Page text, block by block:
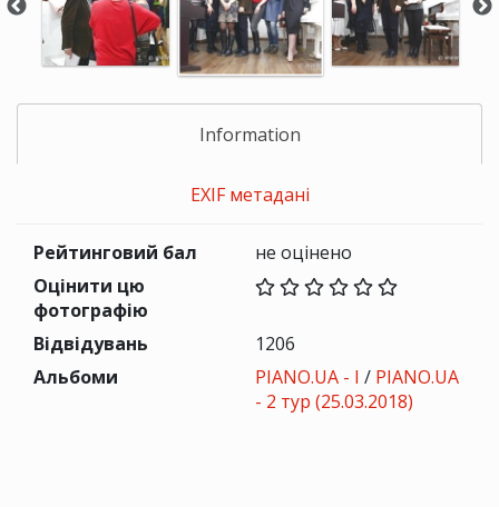
Information
EXIF метадані
Рейтинговий бал
не оцінено
Оцінити цю
фотографію
Відвідувань
1206
Альбоми
PIANO.UA - I / PIANO.UA
- 2 тур (25.03.2018)